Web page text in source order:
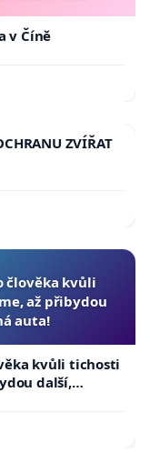
v Číně
ZVÍŘAT
člověka kvůli
až přibydou
auta!
kvůli tichosti
další,